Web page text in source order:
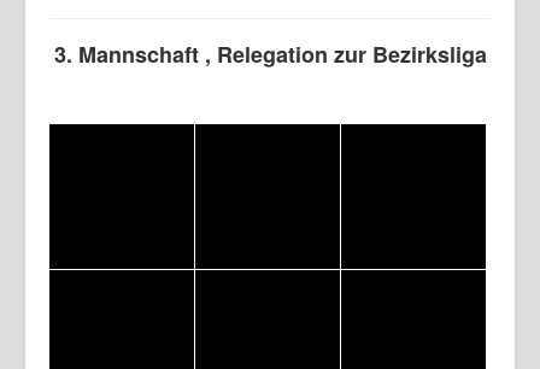
3. Mannschaft , Relegation zur Bezirksliga